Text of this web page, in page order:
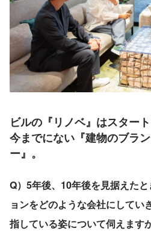
ビルの『リノベ』はスター
今までにない『建物のブラ
ー』。
Q）5年後、10年後を見据えた
ョンをどのような会社にしてい
指している姿について伺えます